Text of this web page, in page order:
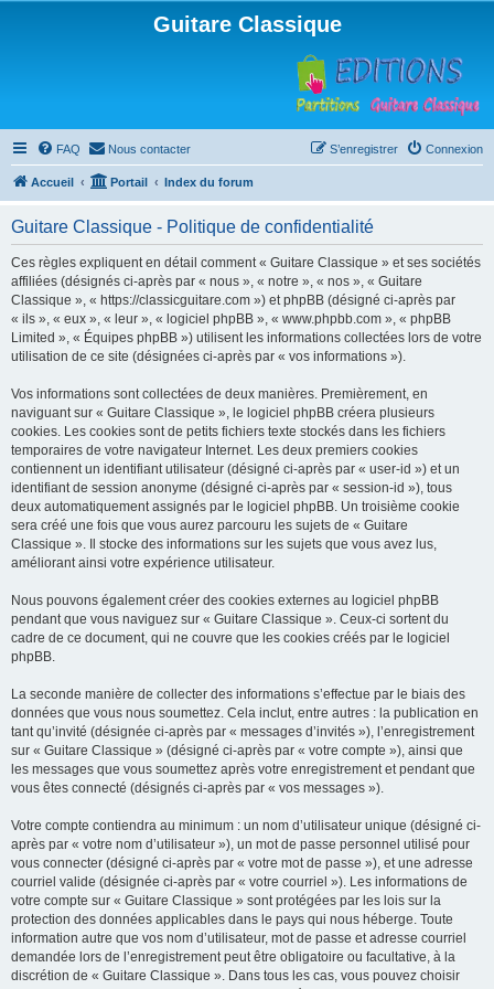
Guitare Classique
FAQ Nous contacter Connexion
S’enregistrer
Accueil Portail Index du forum
Guitare Classique - Politique de confidentialité
Ces règles expliquent en détail comment « Guitare Classique » et ses sociétés
affiliées (désignés ci-après par « nous », « notre », « nos », « Guitare
Classique », « https://classicguitare.com ») et phpBB (désigné ci-après par
« ils », « eux », « leur », « logiciel phpBB », « www.phpbb.com », « phpBB
Limited », « Équipes phpBB ») utilisent les informations collectées lors de votre
utilisation de ce site (désignées ci-après par « vos informations »).
Vos informations sont collectées de deux manières. Premièrement, en
naviguant sur « Guitare Classique », le logiciel phpBB créera plusieurs
cookies. Les cookies sont de petits fichiers texte stockés dans les fichiers
temporaires de votre navigateur Internet. Les deux premiers cookies
contiennent un identifiant utilisateur (désigné ci-après par « user-id ») et un
identifiant de session anonyme (désigné ci-après par « session-id »), tous
deux automatiquement assignés par le logiciel phpBB. Un troisième cookie
sera créé une fois que vous aurez parcouru les sujets de « Guitare
Classique ». Il stocke des informations sur les sujets que vous avez lus,
améliorant ainsi votre expérience utilisateur.
Nous pouvons également créer des cookies externes au logiciel phpBB
pendant que vous naviguez sur « Guitare Classique ». Ceux-ci sortent du
cadre de ce document, qui ne couvre que les cookies créés par le logiciel
phpBB.
La seconde manière de collecter des informations s’effectue par le biais des
données que vous nous soumettez. Cela inclut, entre autres : la publication en
tant qu’invité (désignée ci-après par « messages d’invités »), l’enregistrement
sur « Guitare Classique » (désigné ci-après par « votre compte »), ainsi que
les messages que vous soumettez après votre enregistrement et pendant que
vous êtes connecté (désignés ci-après par « vos messages »).
Votre compte contiendra au minimum : un nom d’utilisateur unique (désigné ci-
après par « votre nom d’utilisateur »), un mot de passe personnel utilisé pour
vous connecter (désigné ci-après par « votre mot de passe »), et une adresse
courriel valide (désignée ci-après par « votre courriel »). Les informations de
votre compte sur « Guitare Classique » sont protégées par les lois sur la
protection des données applicables dans le pays qui nous héberge. Toute
information autre que vos nom d’utilisateur, mot de passe et adresse courriel
demandée lors de l’enregistrement peut être obligatoire ou facultative, à la
discrétion de « Guitare Classique ». Dans tous les cas, vous pouvez choisir